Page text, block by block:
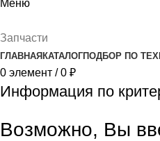
Меню
Запчасти
ГЛАВНАЯ КАТАЛОГПОДБОР ПО
0 элемент / 0 ₽
Информация по
Возможно, Вы